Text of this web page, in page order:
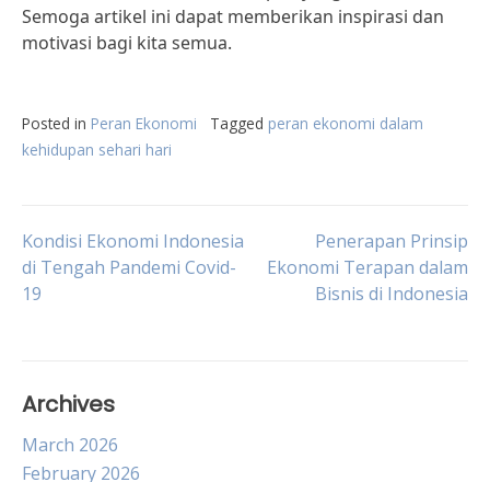
Semoga artikel ini dapat memberikan inspirasi dan
motivasi bagi kita semua.
Posted in Peran Ekonomi Tagged peran ekonomi dalam
kehidupan sehari hari
Post
navigation
Kondisi Ekonomi Indonesia
di Tengah Pandemi Covid-
19
Penerapan Prinsip
Ekonomi Terapan dalam
Bisnis di Indonesia
Archives
March 2026
February 2026